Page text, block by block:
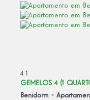
4 1
GEMELOS 4 (1
Benidorm -